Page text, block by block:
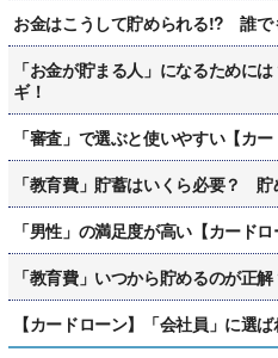
お金はこうして貯められる!? 誰で
「お金が貯まる人」になるために
ギ！
「審査」で選ぶと使いやすい【カ
「教育費」貯蓄はいくら必要？ 貯
「男性」の満足度が高い【カード
「教育費」いつから貯めるのが正
【カードローン】「会社員」に選